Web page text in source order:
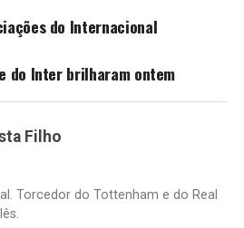
do Internacional
do Inter brilharam ontem
Filho
Torcedor do Tottenham e do Real